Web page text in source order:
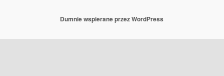
Dumnie wspierane przez WordPress